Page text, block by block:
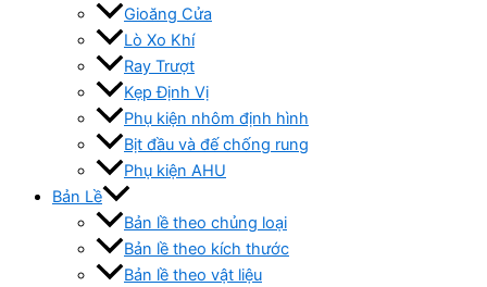
Gioăng Cửa
Lò Xo Khí
Ray Trượt
Kẹp Định Vị
Phụ kiện nhôm định hình
Bịt đầu và đế chống rung
Phụ kiện AHU
Bản Lề
Bản lề theo chủng loại
Bản lề theo kích thước
Bản lề theo vật liệu